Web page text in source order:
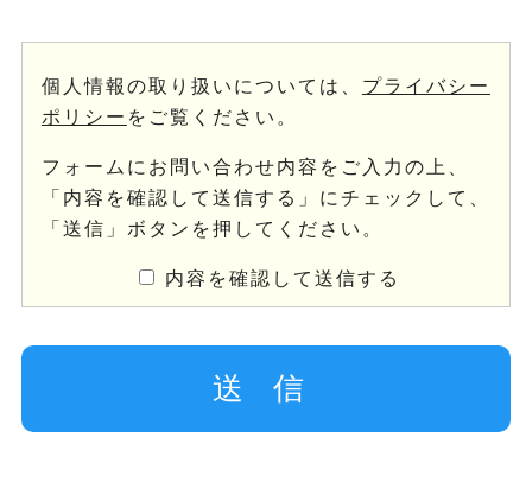
個人情報の取り扱いについては、 プライバシー
ポリシー をご覧ください。
フォームにお問い合わせ内容をご入力の上、
「内容を確認して送信する」にチェックして、
「送信」ボタンを押してください。
内容を確認して送信する